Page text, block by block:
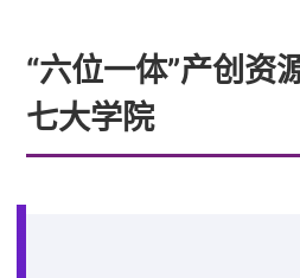
“六位一体”产创资
七大学院